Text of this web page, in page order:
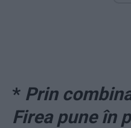
* Prin
Firea pune în